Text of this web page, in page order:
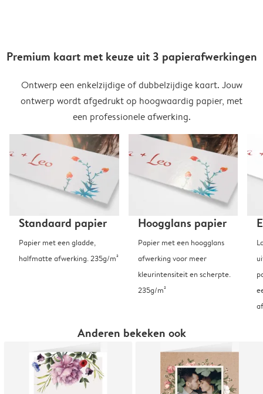
Premium kaart met keuze uit 3 papierafwerkingen
Ontwerp een enkelzijdige of dubbelzijdige kaart. Jouw
ontwerp wordt afgedrukt op hoogwaardig papier, met
een professionele afwerking.
Standaard papier
Papier met een gladde,
halfmatte afwerking. 235g/m²
Hoogglans papier
Papier met een hoogglans
afwerking voor meer
kleurintensiteit en scherpte.
235g/m²
Anderen bekeken ook